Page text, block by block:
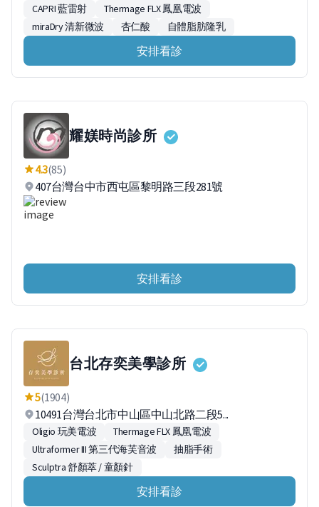
CAPRI 藍雷射
Thermage FLX 鳳凰電波
miraDry 清新微波
杏仁酸 自體脂肪隆乳
安排看診
耀媄時尚診所
4.3(85)
407台灣台中市西屯區黎明路三段281號
安排看診
台北存奕美學診所
5(1904)
10491台灣台北市中山區中山北路二段5...
Oligio 玩美電波
Thermage FLX 鳳凰電波
Ultraformer III 第三代海芙音波
抽脂手術
Sculptra 舒顏萃 / 童顏針
安排看診